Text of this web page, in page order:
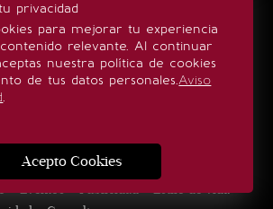
privacidad
para mejorar tu experiencia
relevante. Al continuar
nuestra política de cookies
de tus datos personales.Aviso
.
Acepto Cookies
SÍGUENOS
Quiénes somos
Eventos Publicidad
Estilo de vida